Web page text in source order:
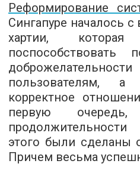
Реформирование
Сингапуре началось
хартии,
поспособствовать
пользователям,
корректное
первую
этого были сделаны
Причем весьма